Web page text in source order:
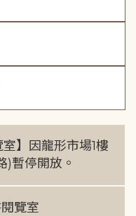
室】因龍形市場1樓
)暫停開放。
覽室